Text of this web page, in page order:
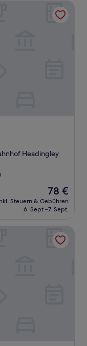
Headingley
Der
Preis
beträgt
78 €
Steuern & Gebühren
6. Sept.–7. Sept.